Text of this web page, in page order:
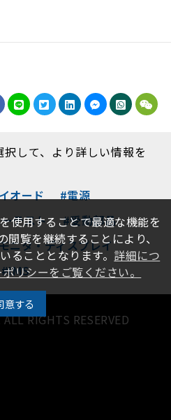
して、より詳しい情報を
オード
#電源
テスト
#受動部品
ニタ・ディスプレイ
#IMS
RIGHTS RESERVED
使用することで最適な機能を
覧を継続することにより、
ることとなります。 詳細につ
リシーをご覧ください。
意する